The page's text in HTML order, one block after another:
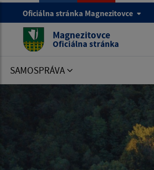
Oficiálna stránka Magnezitovce
Magnezitovce
Oficiálna stránka
SAMOSPRÁVA